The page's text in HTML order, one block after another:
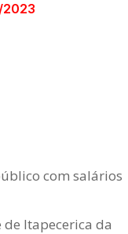
2023
com salários
Itapecerica da